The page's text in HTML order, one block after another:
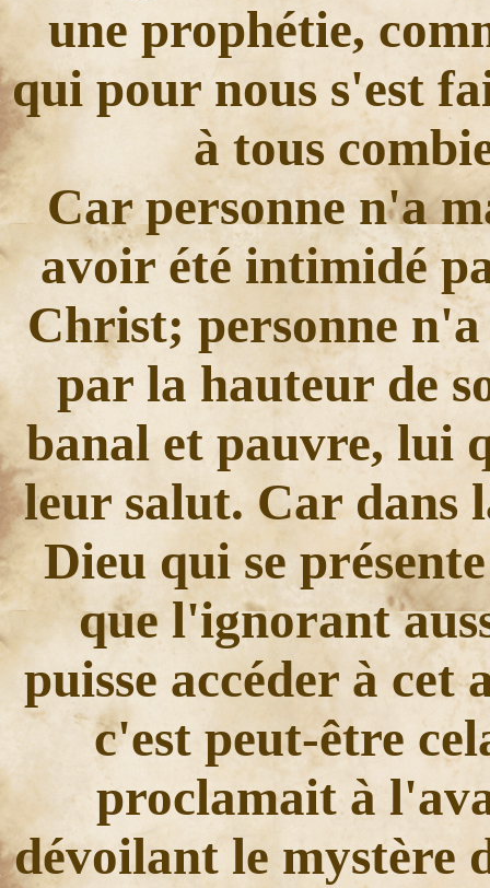
une prophétie,
qui pour nous s'est
à tous
Car personne n'a
avoir été intimidé
Christ; personne
par la hauteur de
banal et pauvre, lui
leur salut. Car dans
Dieu qui se
que l'ignorant
puisse accéder à cet
c'est peut-être
proclamait à
dévoilant le mystère